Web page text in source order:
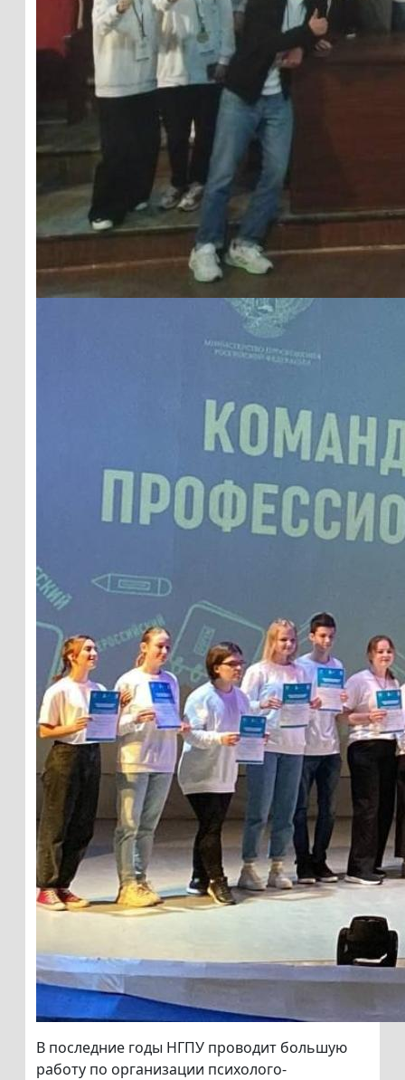
В последние годы НГПУ проводит большую
работу по организации психолого-